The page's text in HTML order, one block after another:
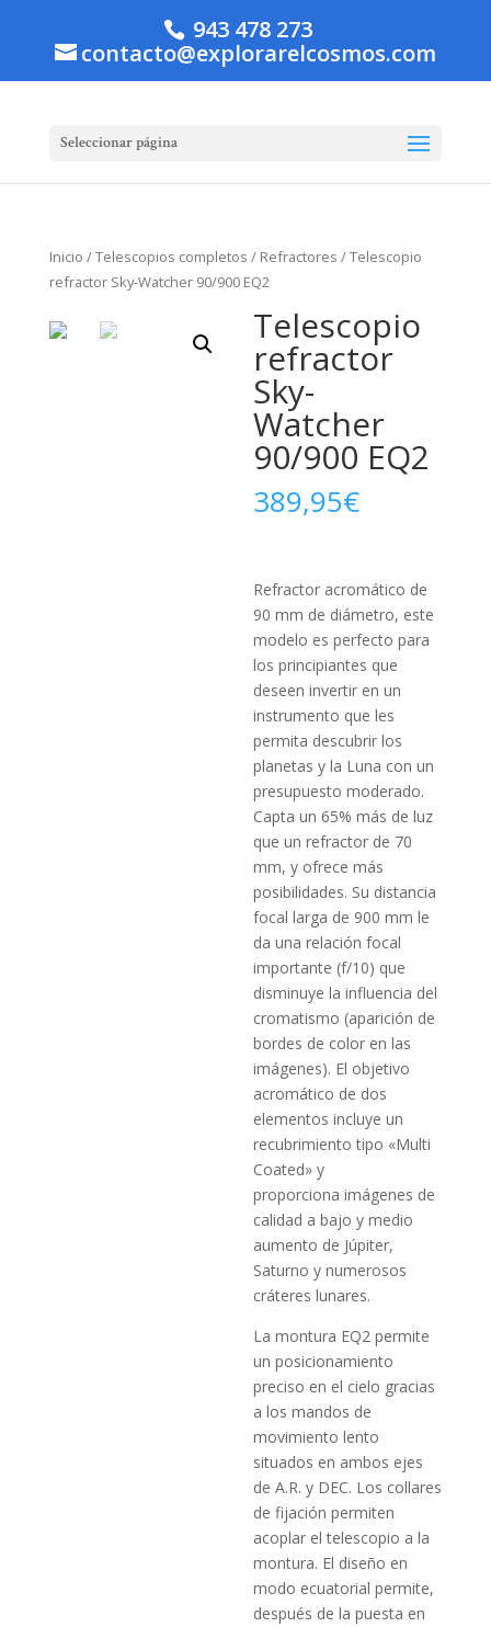
943 478 273
contacto@explorarelcosmos.com
Seleccionar página
Inicio /Telescopios completos / Refractores / Telescopio
refractor Sky-Watcher 90/900 EQ2
Telescopio
refractor
Sky-
Watcher
90/900 EQ2
389,95€
Refractor acromático de
90 mm de diámetro, este
modelo es perfecto para
los principiantes que
deseen invertir en un
instrumento que les
permita descubrir los
planetas y la Luna con un
presupuesto moderado.
Capta un 65% más de luz
que un refractor de 70
mm, y ofrece más
posibilidades. Su distancia
focal larga de 900 mm le
da una relación focal
importante (f/10) que
disminuye la influencia del
cromatismo (aparición de
bordes de color en las
imágenes). El objetivo
acromático de dos
elementos incluye un
recubrimiento tipo «Multi
Coated» y
proporciona imágenes de
calidad a bajo y medio
aumento de Júpiter,
Saturno y numerosos
cráteres lunares.
La montura EQ2 permite
un posicionamiento
preciso en el cielo gracias
a los mandos de
movimiento lento
situados en ambos ejes
de A.R. y DEC. Los collares
de fijación permiten
acoplar el telescopio a la
montura. El diseño en
modo ecuatorial permite,
después de la puesta en